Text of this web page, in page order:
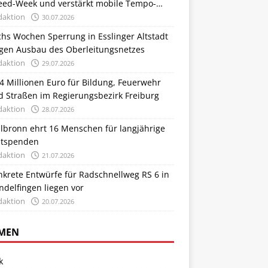
Week und verstärkt mobile Tempo-
30.07.2026
Wochen Sperrung in Esslinger Altstadt
Ausbau des Oberleitungsnetzes
29.07.2026
Millionen Euro für Bildung, Feuerwehr
Straßen im Regierungsbezirk Freiburg
28.07.2026
ehrt 16 Menschen für langjährige
21.07.2026
Entwürfe für Radschnellweg RS 6 in
liegen vor
20.07.2026